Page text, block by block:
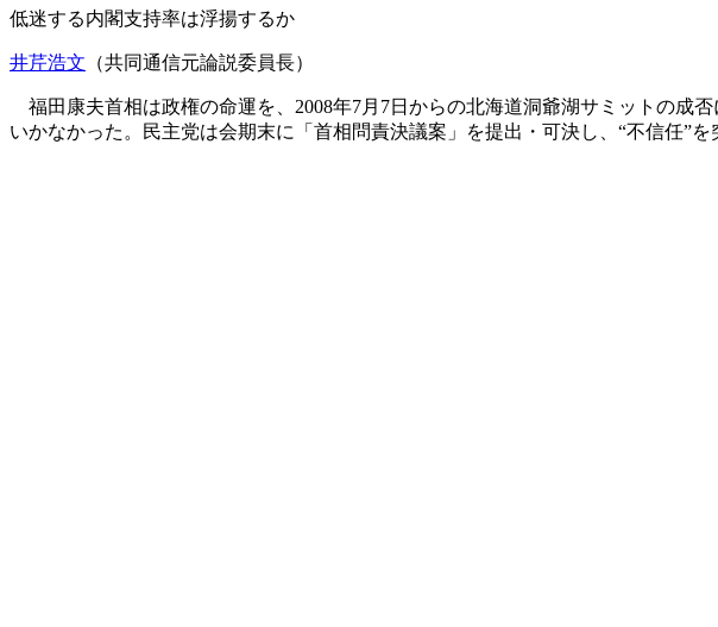
低迷する内閣支持率は浮揚するか
井芹浩文 （共同通信元論説委員長）
福田康夫首相は政権の命運を、2008年7月7日からの北海道洞爺湖サミットの成
いかなかった。民主党は会期末に「首相問責決議案 」を提出・可決し、“不信任”